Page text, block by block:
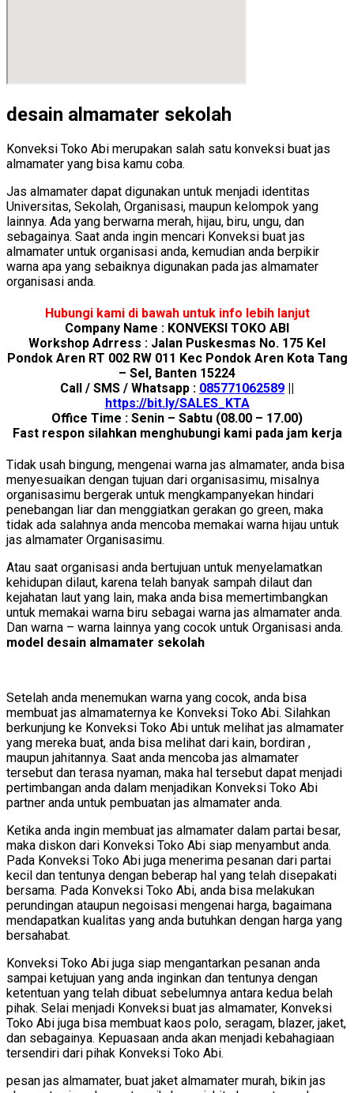
desain almamater sekolah
Konveksi Toko Abi merupakan salah satu konveksi buat jas
almamater yang bisa kamu coba.
Jas almamater dapat digunakan untuk menjadi identitas
Universitas, Sekolah, Organisasi, maupun kelompok yang
lainnya. Ada yang berwarna merah, hijau, biru, ungu, dan
sebagainya. Saat anda ingin mencari Konveksi buat jas
almamater untuk organisasi anda, kemudian anda berpikir
warna apa yang sebaiknya digunakan pada jas almamater
organisasi anda.
Hubungi kami di bawah untuk info lebih lanjut
Company Name : KONVEKSI TOKO ABI
Workshop Adrress : Jalan Puskesmas No. 175 Kel
Pondok Aren RT 002 RW 011 Kec Pondok Aren Kota Tang
– Sel, Banten 15224
Call / SMS / Whatsapp : 085771062589
https://bit.ly/SALES_KTA
Office Time : Senin – Sabtu (08.00 – 17.00)
Fast respon silahkan menghubungi kami pada jam kerja
Tidak usah bingung, mengenai warna jas almamater, anda bisa
menyesuaikan dengan tujuan dari organisasimu, misalnya
organisasimu bergerak untuk mengkampanyekan hindari
penebangan liar dan menggiatkan gerakan go green, maka
tidak ada salahnya anda mencoba memakai warna hijau untuk
jas almamater Organisasimu.
Atau saat organisasi anda bertujuan untuk menyelamatkan
kehidupan dilaut, karena telah banyak sampah dilaut dan
kejahatan laut yang lain, maka anda bisa memertimbangkan
untuk memakai warna biru sebagai warna jas almamater anda.
Dan warna – warna lainnya yang cocok untuk Organisasi anda.
model desain almamater sekolah
Setelah anda menemukan warna yang cocok, anda bisa
membuat jas almamaternya ke Konveksi Toko Abi. Silahkan
berkunjung ke Konveksi Toko Abi untuk melihat jas almamater
yang mereka buat, anda bisa melihat dari kain, bordiran ,
maupun jahitannya. Saat anda mencoba jas almamater
tersebut dan terasa nyaman, maka hal tersebut dapat menjadi
pertimbangan anda dalam menjadikan Konveksi Toko Abi
partner anda untuk pembuatan jas almamater anda.
Ketika anda ingin membuat jas almamater dalam partai besar,
maka diskon dari Konveksi Toko Abi siap menyambut anda.
Pada Konveksi Toko Abi juga menerima pesanan dari partai
kecil dan tentunya dengan beberap hal yang telah disepakati
bersama. Pada Konveksi Toko Abi, anda bisa melakukan
perundingan ataupun negoisasi mengenai harga, bagaimana
mendapatkan kualitas yang anda butuhkan dengan harga yang
bersahabat.
Konveksi Toko Abi juga siap mengantarkan pesanan anda
sampai ketujuan yang anda inginkan dan tentunya dengan
ketentuan yang telah dibuat sebelumnya antara kedua belah
pihak. Selai menjadi Konveksi buat jas almamater, Konveksi
Toko Abi juga bisa membuat kaos polo, seragam, blazer, jaket,
dan sebagainya. Kepuasaan anda akan menjadi kebahagiaan
tersendiri dari pihak Konveksi Toko Abi.
pesan jas almamater, buat jaket almamater murah, bikin jas